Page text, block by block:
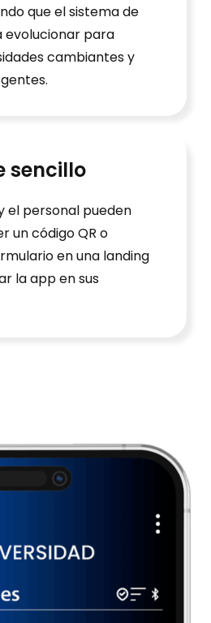
que el sistema de
evolucionar para
cambiantes y
sencillo
el personal pueden
un código QR o
en una landing
la app en sus